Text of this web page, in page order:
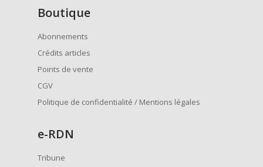
Boutique
Abonnements
Crédits articles
Points de vente
CGV
Politique de confidentialité / Mentions légales
e-RDN
Tribune